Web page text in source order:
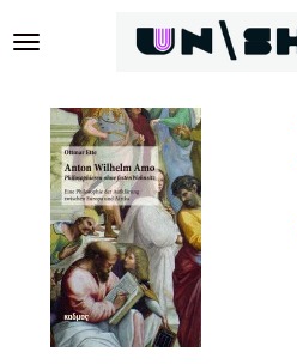
Hauptinhalt